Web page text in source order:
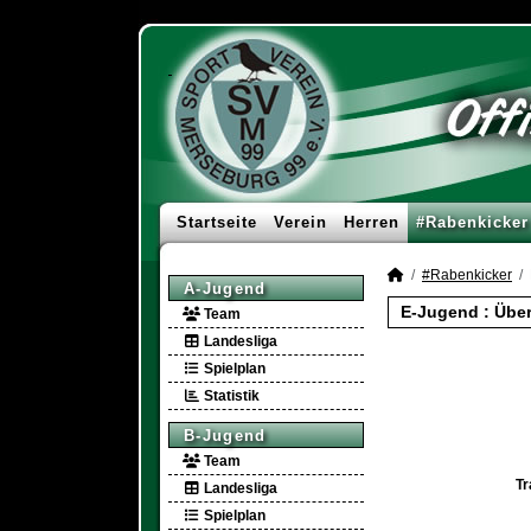
Startseite Verein Herren #Rabenkicker
A-Jugend
Team
Landesliga
Spielplan
Statistik
B-Jugend
Team
Landesliga
Spielplan
#Rabenkicker
E-Jugend :